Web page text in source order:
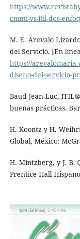
https://
cmmi-vs-itil-dos-
M. E. Arevalo
del Servicio. [En
https://
diseno-del-servicio-
Baud Jean-Luc,
buenas prácticas.
H. Koontz y H.
Global, México:
H. Mintzberg, y J. B.
Prentice Hall